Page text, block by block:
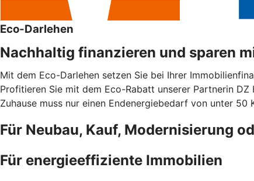
Eco-Darlehen
Nachhaltig finanzieren und sparen
Mit dem Eco-Darlehen setzen Sie bei Ihrer
Profitieren Sie mit dem Eco-Rabatt unserer Partnerin
Zuhause muss nur einen Endenergiebedarf von unter
Für Neubau, Kauf, Modernisierung
Für energieeffiziente Immobilien